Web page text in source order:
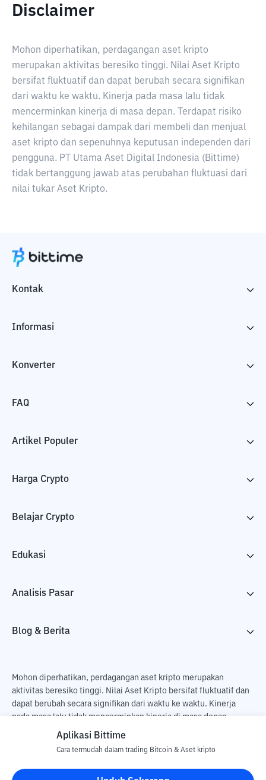
Disclaimer
Mohon diperhatikan, perdagangan aset kripto
merupakan aktivitas beresiko tinggi. Nilai Aset Kripto
bersifat fluktuatif dan dapat berubah secara signifikan
dari waktu ke waktu. Kinerja pada masa lalu tidak
mencerminkan kinerja di masa depan. Terdapat risiko
kehilangan sebagai dampak dari membeli dan menjual
aset kripto dan sepenuhnya keputusan independen dari
pengguna. PT Utama Aset Digital Indonesia (Bittime)
tidak bertanggung jawab atas perubahan fluktuasi dari
nilai tukar Aset Kripto.
Kontak
Informasi
Konverter
FAQ
Artikel Populer
Harga Crypto
Belajar Crypto
Edukasi
Analisis Pasar
Blog & Berita
Mohon diperhatikan, perdagangan aset kripto merupakan
aktivitas beresiko tinggi. Nilai Aset Kripto bersifat fluktuatif dan
dapat berubah secara signifikan dari waktu ke waktu. Kinerja
pada masa lalu tidak mencerminkan kinerja di masa depan.
Terdapat risiko kehilangan sebagai dampak dari membeli dan
pengguna. PT Utama Aset Digital Indonesia (Bittime) tidak
bertanggung jawab atas perubahan fluktuasi dari nilai tukar Aset
Aplikasi Bittime
Cara termudah dalam trading Bitcoin & Aset kripto